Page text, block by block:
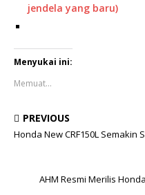
jendela yang baru)
Menyukai ini:
Memuat...
PREVIOUS
Honda New CRF150L
AHM Resmi Merilis